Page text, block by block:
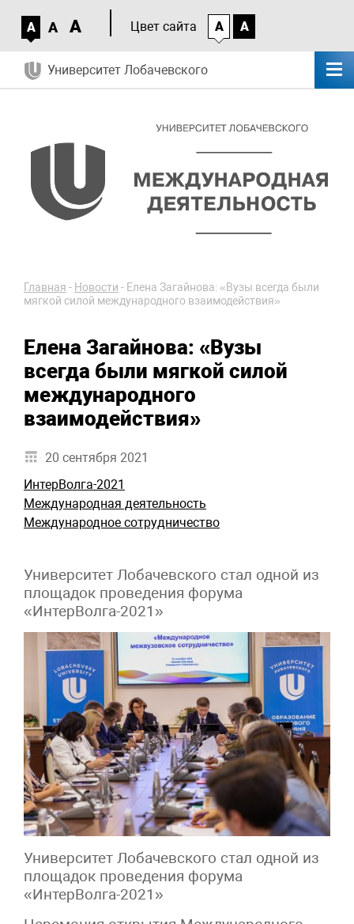
A A A Цвет сайта A A
Университет Лобачевского
Главная - Новости - Елена Загайнова: «Вузы всегда были
мягкой силой международного взаимодействия»
Елена Загайнова: «Вузы
всегда были мягкой силой
международного
взаимодействия»
20 сентября 2021
ИнтерВолга-2021
Международная деятельность
Международное сотрудничество
Университет Лобачевского стал одной из
площадок проведения форума
«ИнтерВолга-2021»
Университет Лобачевского стал одной из
площадок проведения форума
«ИнтерВолга-2021»